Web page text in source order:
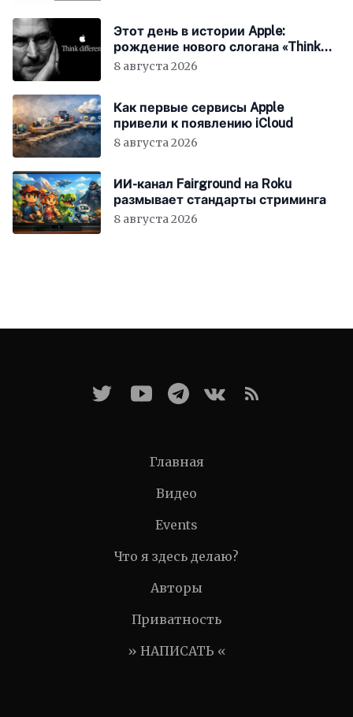
Этот день в истории Apple:
рождение нового слогана «Think
Different»
8 августа 2026
Как первые сервисы Apple
привели к появлению iCloud
8 августа 2026
ИИ-канал Fairground на Roku
размывает стандарты стриминга
8 августа 2026
Главная
Видео
Events
Что я здесь делаю?
Авторы
Приватность
» НАПИСАТЬ «